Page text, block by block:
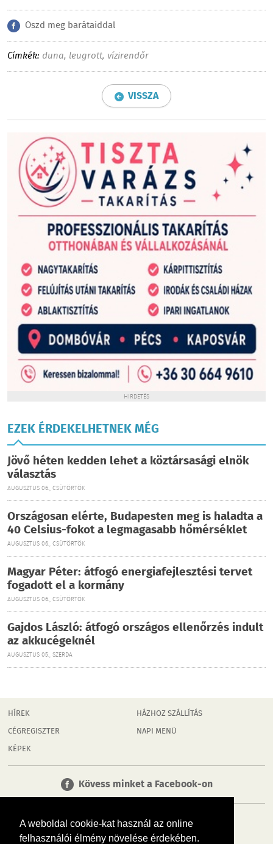
A weboldal cookie-kat használ az online
felhasználói élmény növelése érdekében.
Oszd meg barátaiddal
Címkék: duna, leugrott, vízirendőr
VISSZA
HIRDETÉS
EZEK ÉRDEKELHETNEK MÉG
Jövő héten kedden lehet a köztársasági elnök
választás
AUGUSZTUS 06., CSÜTÖRTÖK
Országosan elérte, Budapesten meg is haladta a
40 Celsius-fokot a legmagasabb hőmérséklet
AUGUSZTUS 06., CSÜTÖRTÖK
Magyar Péter: átfogó energiafejlesztési tervet
fogadott el a kormány
AUGUSZTUS 06., CSÜTÖRTÖK
Gajdos László: átfogó országos ellenőrzés indult
az akkucégeknél
AUGUSZTUS 05., SZERDA
HÍREK
CÉGREGISZTER
KÉPEK
HÁZHOZ SZÁLLÍTÁS
NAPI MENÜ
Kövess minket a Facebook-on